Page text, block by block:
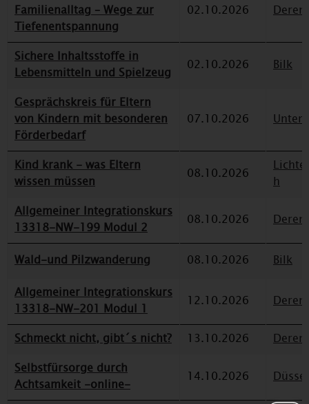
Familienalltag – Wege zur
Tiefenentspannung
02.10.2026
Sichere Inhaltsstoffe in
Lebensmitteln und Spielzeug
02.10.2026 Bilk
Gesprächskreis für Eltern
von Kindern mit besonderen
Förderbedarf
07.10.2026
Kind krank - was Eltern
wissen müssen
08.10.2026
h
Allgemeiner Integrationskurs
13318-NW-199 Modul 2
08.10.2026
Wald-und Pilzwanderung 08.10.2026
Bilk
Allgemeiner Integrationskurs
13318-NW-201 Modul 1
12.10.2026
Schmeckt nicht, gibt´s nicht? 13.10.2026
Selbstfürsorge durch
Achtsamkeit -online-
14.10.2026